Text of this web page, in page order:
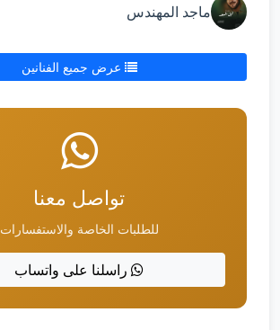
ماجد المهندس
عرض جميع الفنانين
تواصل معنا
للطلبات الخاصة والاستفسارات
راسلنا على واتساب